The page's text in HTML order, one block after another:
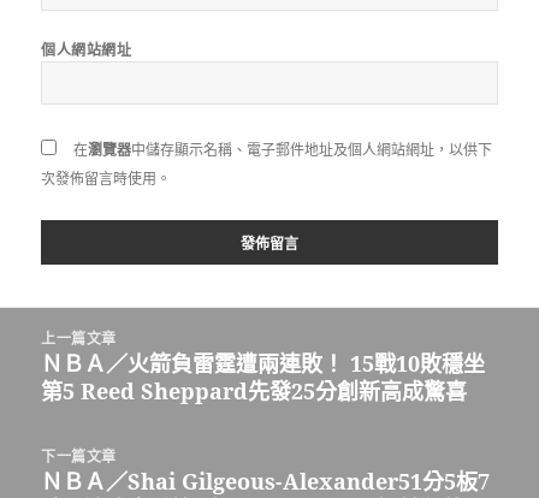
個人網站網址
在瀏覽器中儲存顯示名稱、電子郵件地址及個人網站網址，以供下
次發佈留言時使用。
上一篇文章
上
一
文
章:
ＮＢＡ／火箭負雷霆遭兩連敗！ 15戰10敗穩坐
第5 Reed Sheppard先發25分創新高成驚喜
下一篇文章
下
ＮＢＡ／Shai Gilgeous-Alexander51分5板7